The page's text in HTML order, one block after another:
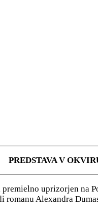
PREDSTAVA V
uprizorjen na
romanu Alexandra